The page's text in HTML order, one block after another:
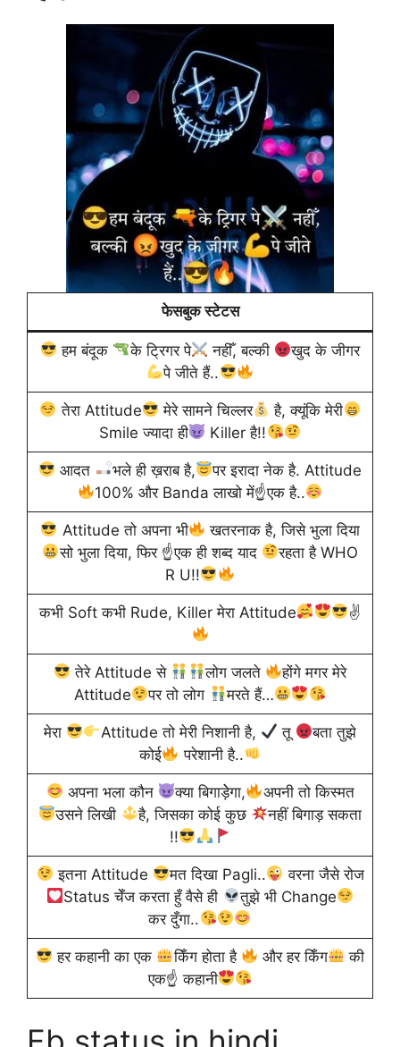
फेसबुक स्टेटस
हम बंदूक के ट्रिगर पे नहीँ, बल्की
खुद के जीगर
पे जीते हैं..
तेरा Attitude मेरे सामने चिल्लर
है, क्यूंकि मेरी
Smile ज्यादा ही
Killer है!!
आदत भले ही ख़राब है,
पर इरादा नेक है. Attitude
100% और Banda लाखो में☝एक है..
Attitude तो ‪अपना भी
‎खतरनाक है, जिसे भुला ‪दिया
सो ‪भुला दिया, फिर ☝एक ‪ही शब्द ‪याद
रहता है WHO
R U!!
कभी Soft कभी Rude, Killer मेरा Attitude ✌
तेरे ‪Attitude‬ से लोग जलते
होंगे मगर मेरे
‪Attitude
पर तो लोग मरते हैं…
मेरा Attitude तो मेरी निशानी है, तू
बता तुझे
कोई
परेशानी है..
अपना भला कौन क्या बिगाड़ेेगा,
अपनी तो किस्मत
उसने लिखी
है, जिसका कोई कुछ
नहीं बिगाड़ सकता
!!
इतना ‪Attitude‬ मत दिखा ‪Pagli‬..
वरना जैसे रोज
Status‬ चेँज करता हुँ वैसे ही
तुझे भी ‪Change‬
कर दुँगा..
हर कहानी का एक किँग होता है और हर किँग
की
एक☝ कहानी